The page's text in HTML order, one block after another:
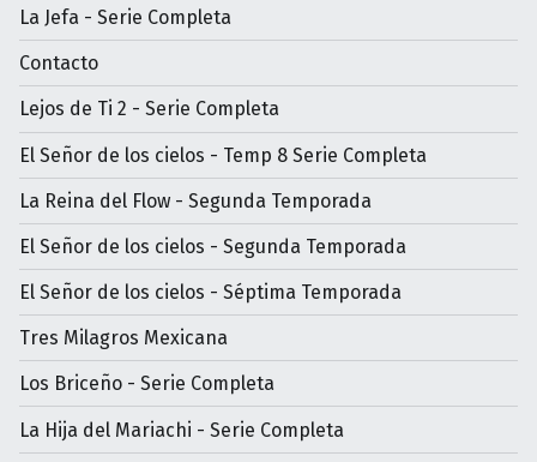
La Jefa - Serie Completa
Contacto
Lejos de Ti 2 - Serie Completa
El Señor de los cielos - Temp 8 Serie Completa
La Reina del Flow - Segunda Temporada
El Señor de los cielos - Segunda Temporada
El Señor de los cielos - Séptima Temporada
Tres Milagros Mexicana
Los Briceño - Serie Completa
La Hija del Mariachi - Serie Completa